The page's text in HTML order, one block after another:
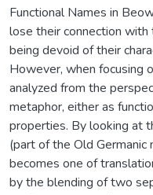
Functional Names in
lose their connection
being devoid of their
However, when focusing
analyzed from the
metaphor, either as
properties. By looking at
(part of the Old Germanic
becomes one of
by the blending of two